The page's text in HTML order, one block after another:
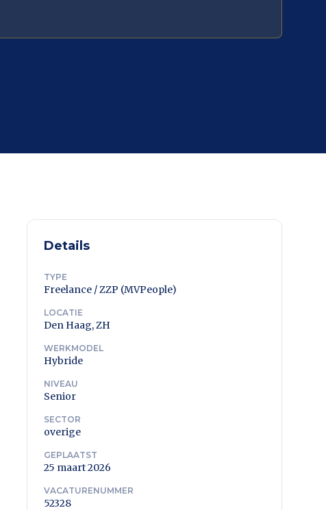
Details
TYPE
Freelance / ZZP (MVPeople)
LOCATIE
Den Haag, ZH
WERKMODEL
Hybride
NIVEAU
Senior
SECTOR
overige
GEPLAATST
25 maart 2026
VACATURENUMMER
52328